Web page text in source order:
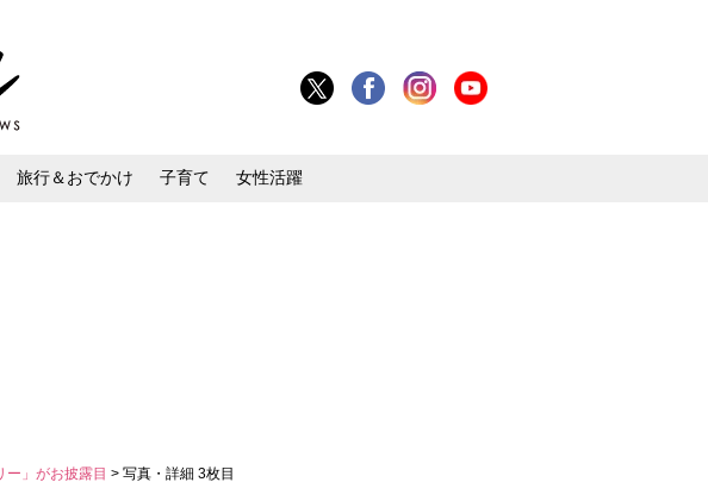
旅行＆おでかけ 子育て 女性活躍
ー」がお披露目 > 写真・詳細 3枚目